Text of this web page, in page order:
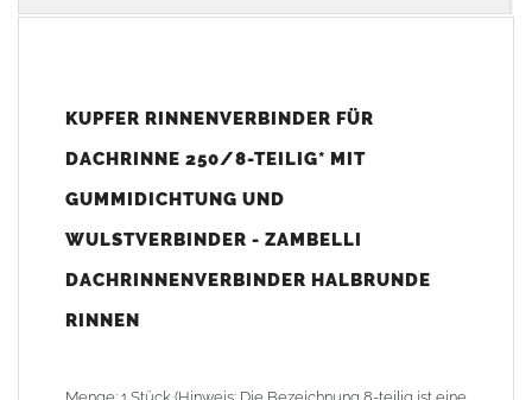
Dachrinnenlötnähtesowie für die fachgerechte Neumontage
Dachrinnenproblemlos möglich. Die Dachdeckung sowie
vorhandene Einhangbleche müssen dabei nicht aufgenommen
Vorteile:
Einfacher und schneller Einbau – Abdichten in wenigen
Kein Löten erforderlich
KUPFER RINNENVERBINDER FÜR
DACHRINNE 250/8-TEILIG* MIT
GUMMIDICHTUNG UND
WULSTVERBINDER - ZAMBELLI
DACHRINNENVERBINDER HALBRUNDE
RINNEN